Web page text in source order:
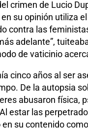
crimen de Lucio
en su opinión utiliza
contra las
adelante”,
de vaticinio
cinco años al ser
De la autopsia
abusaron física,
estar las
su contenido